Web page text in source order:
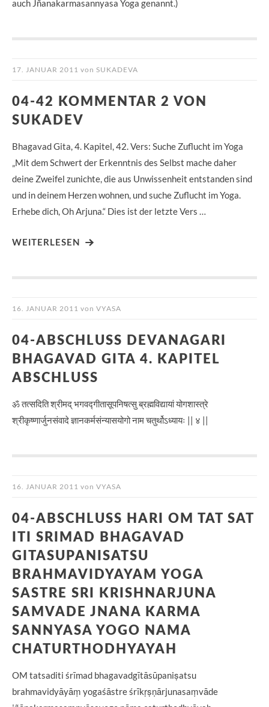
auch Jñanakarmasannyasa Yoga genannt.)
17. JANUAR 2011 von SUKADEVA
04-42 KOMMENTAR 2 VON
SUKADEV
Bhagavad Gita, 4. Kapitel, 42. Vers: Suche Zuflucht im Yoga
„Mit dem Schwert der Erkenntnis des Selbst mache daher
deine Zweifel zunichte, die aus Unwissenheit entstanden sind
und in deinem Herzen wohnen, und suche Zuflucht im Yoga.
Erhebe dich, Oh Arjuna.“ Dies ist der letzte Vers …
WEITERLESEN
16. JANUAR 2011 von VYASA
04-ABSCHLUSS DEVANAGARI
BHAGAVAD GITA 4. KAPITEL
ABSCHLUSS
ॐ तत्सदिति श्रीमद् भगवद्गीतासूपनिषत्सु ब्रह्मविद्यायां योगशास्त्रे
श्रीकृष्णार्जुनसंवादे ज्ञानकर्मसंन्यासयोगो नाम चतुर्थोऽध्यायः || ४ ||
16. JANUAR 2011 von VYASA
04-ABSCHLUSS HARI OM TAT SAT
ITI SRIMAD BHAGAVAD
GITASUPANISATSU
BRAHMAVIDYAYAM YOGA
SASTRE SRI KRISHNARJUNA
SAMVADE JNANA KARMA
SANNYASA YOGO NAMA
CHATURTHODHYAYAH
OM tatsaditi śrīmad bhagavadgītāsūpaniṣatsu
brahmavidyāyāṃ yogaśāstre śrīkṛṣṇārjunasaṃvāde